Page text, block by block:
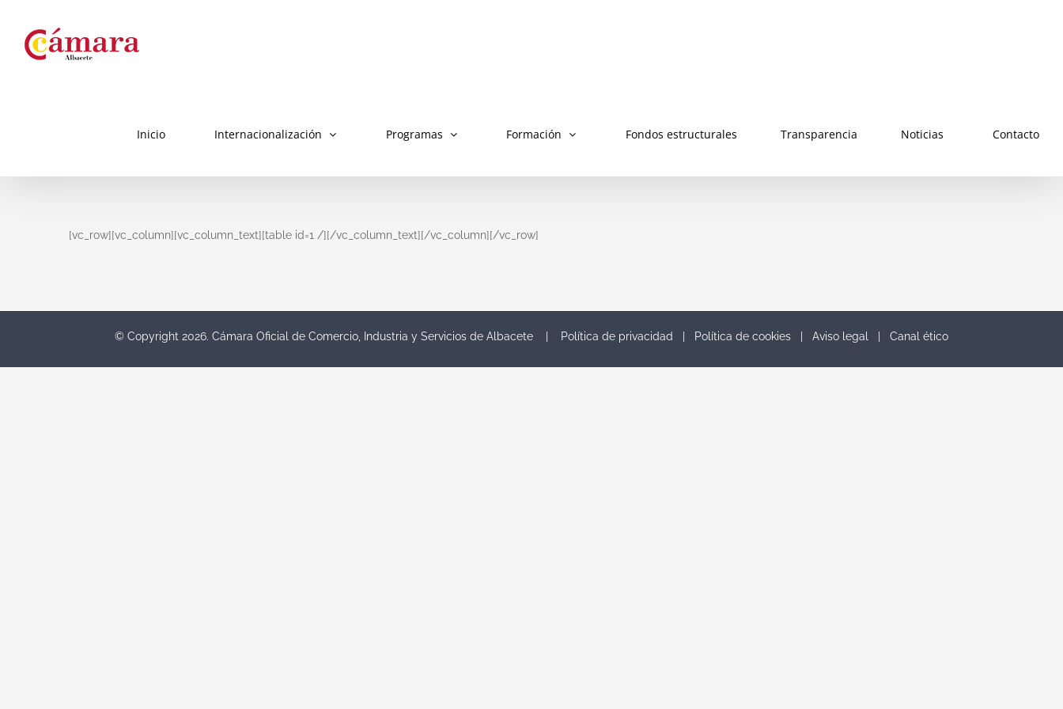
content
Inicio Internacionalización Programas Formación Fondos estructurales Transparencia Noticias Contacto
[vc_row][vc_column][vc_column_text][table id=1 /][/vc_column_text][/vc_column][/vc_row]
© Copyright 2026. Cámara Oficial de Comercio, Industria y Servicios de Albacete | Política de privacidad Política de cookies Aviso legal Canal ético